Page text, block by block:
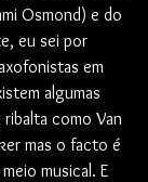
Osmond) e do
eu sei por
em
algumas
ribalta como Van
mas o facto é
musical. E